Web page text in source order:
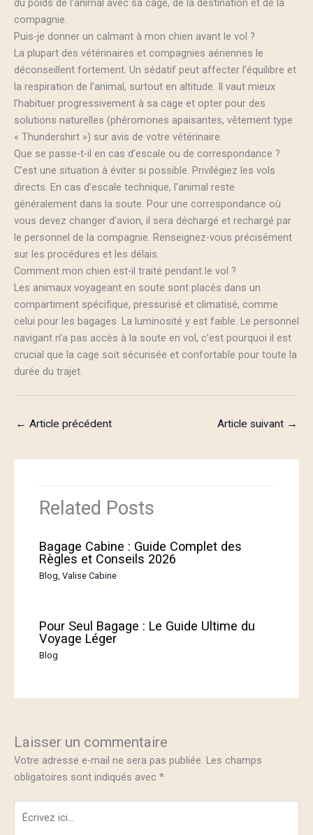
du poids de l’animal avec sa cage, de la destination et de la
compagnie.
Puis-je donner un calmant à mon chien avant le vol ?
La plupart des vétérinaires et compagnies aériennes le
déconseillent fortement. Un sédatif peut affecter l’équilibre et
la respiration de l’animal, surtout en altitude. Il vaut mieux
l’habituer progressivement à sa cage et opter pour des
solutions naturelles (phéromones apaisantes, vêtement type
« Thundershirt ») sur avis de votre vétérinaire.
Que se passe-t-il en cas d’escale ou de correspondance ?
C’est une situation à éviter si possible. Privilégiez les vols
directs. En cas d’escale technique, l’animal reste
généralement dans la soute. Pour une correspondance où
vous devez changer d’avion, il sera déchargé et rechargé par
le personnel de la compagnie. Renseignez-vous précisément
sur les procédures et les délais.
Comment mon chien est-il traité pendant le vol ?
Les animaux voyageant en soute sont placés dans un
compartiment spécifique, pressurisé et climatisé, comme
celui pour les bagages. La luminosité y est faible. Le personnel
navigant n’a pas accès à la soute en vol, c’est pourquoi il est
crucial que la cage soit sécurisée et confortable pour toute la
durée du trajet.
← Article précédent Article suivant →
Related Posts
Bagage Cabine : Guide Complet des
Règles et Conseils 2026
Blog ,Valise Cabine
Pour Seul Bagage : Le Guide Ultime du
Voyage Léger
Blog
Laisser un commentaire
Votre adresse e-mail ne sera pas publiée. Les champs
obligatoires sont indiqués avec *
Écrivez